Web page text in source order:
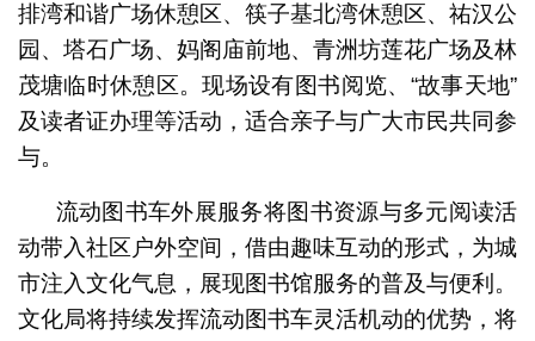
排湾和谐广场休憩区、筷子基北湾休憩区、祐汉公
园、塔石广场、妈阁庙前地、青洲坊莲花广场及林
茂塘临时休憩区。现场设有图书阅览、“故事天地”
及读者证办理等活动，适合亲子与广大市民共同参
与。
流动图书车外展服务将图书资源与多元阅读活
动带入社区户外空间，借由趣味互动的形式，为城
市注入文化气息，展现图书馆服务的普及与便利。
文化局将持续发挥流动图书车灵活机动的优势，将